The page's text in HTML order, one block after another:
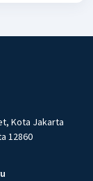
Kota Jakarta
12860